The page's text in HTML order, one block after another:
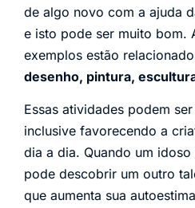
de algo novo com a ajuda
e isto pode ser muito bom.
exemplos estão
desenho, pintura,
Essas atividades podem
inclusive favorecendo a
dia a dia. Quando um
pode descobrir um outro
que aumenta sua